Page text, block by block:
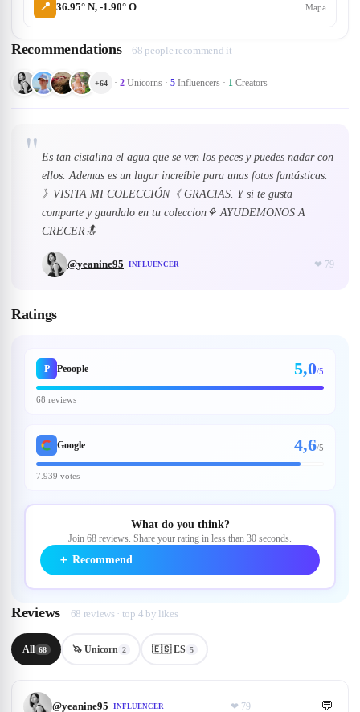
📍 36.95° N, -1.90° O Mapa
Recommendations 68 people recommend it
+64 · 2 Unicorns · 5 Influencers · 1 Creators
" Es tan cistalina el agua que se ven los peces y puedes nadar con
ellos. Ademas es un lugar increíble para unas fotos fantásticas.
》VISITA MI COLECCIÓN《 GRACIAS. Y si te gusta
comparte y guardalo en tu coleccion⚘ AYUDEMONOS A
CRECER🔝
@yeanine95 INFLUENCER ❤ 79
Ratings
P Peoople 5,0/5
68 reviews
Google 4,6/5
7.939 votes
What do you think?
Join 68 reviews. Share your rating in less than 30 seconds.
＋ Recommend
Reviews 68 reviews · top 4 by likes
All 68 🦄 Unicorn 2 🇪🇸 ES 5
@yeanine95 INFLUENCER ❤ 79 💬